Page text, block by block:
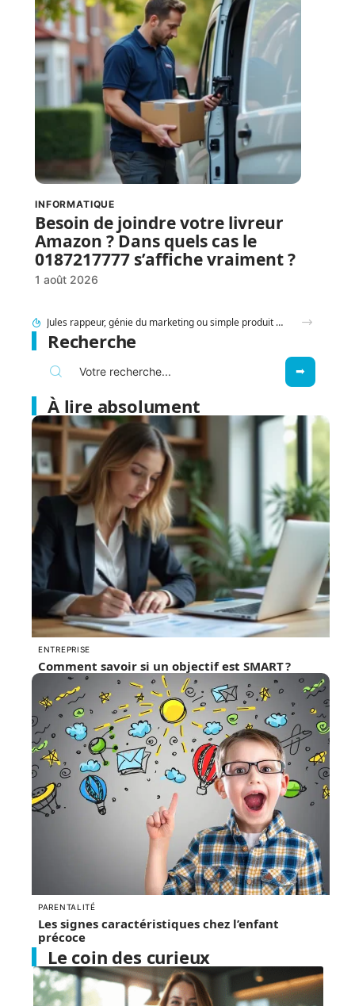
INFORMATIQUE
Besoin de joindre votre livreur
Amazon ? Dans quels cas le
0187217777 s’affiche vraiment ?
1 août 2026
95 Sounds et l’héritage du groupe 1995 : filiation ou simple clin d’œil ?
Recherche
À lire absolument
ENTREPRISE
Comment savoir si un objectif est SMART ?
PARENTALITÉ
Les signes caractéristiques chez l’enfant
précoce
Le coin des curieux